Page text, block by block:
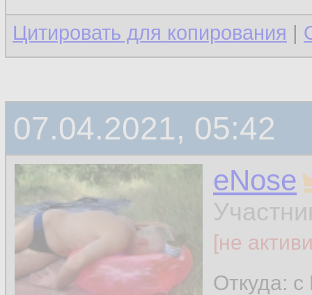
Цитировать для копирования |
07.04.2021, 05:42
eNose
[не
Откуда: с